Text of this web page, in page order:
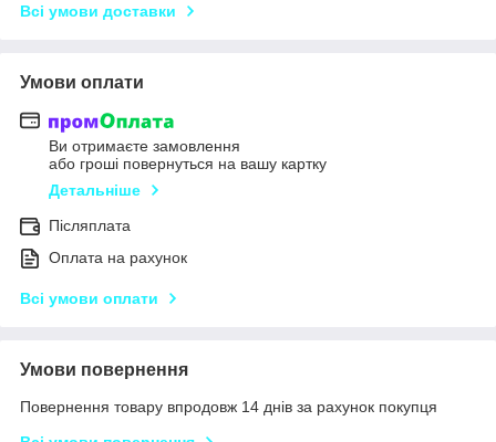
Всі умови доставки
Умови оплати
Ви отримаєте замовлення
або гроші повернуться на вашу картку
Детальніше
Післяплата
Оплата на рахунок
Всі умови оплати
Умови повернення
Повернення товару впродовж 14 днів за рахунок покупця